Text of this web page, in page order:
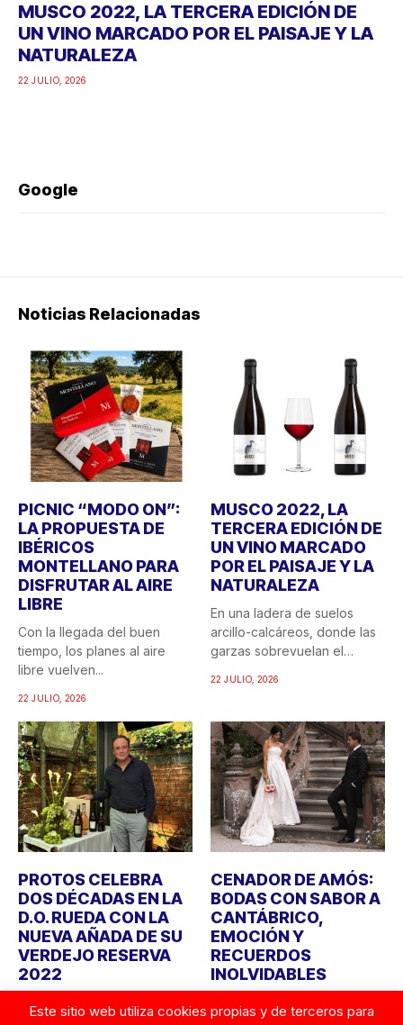
MUSCO 2022, LA TERCERA EDICIÓN DE
UN VINO MARCADO POR EL PAISAJE Y LA
NATURALEZA
22 JULIO, 2026
Google
Noticias Relacionadas
PICNIC “MODO ON”:
LA PROPUESTA DE
IBÉRICOS
MONTELLANO PARA
DISFRUTAR AL AIRE
LIBRE
Con la llegada del buen
tiempo, los planes al aire
libre vuelven...
22 JULIO, 2026
MUSCO 2022, LA
TERCERA EDICIÓN DE
UN VINO MARCADO
POR EL PAISAJE Y LA
NATURALEZA
En una ladera de suelos
arcillo-calcáreos, donde las
garzas sobrevuelan el
22 JULIO, 2026
PROTOS CELEBRA
DOS DÉCADAS EN LA
D.O. RUEDA CON LA
NUEVA AÑADA DE SU
VERDEJO RESERVA
2022
este año el 20º aniversario
CENADOR DE AMÓS:
BODAS CON SABOR A
CANTÁBRICO,
EMOCIÓN Y
RECUERDOS
INOLVIDABLES
alguien imaginaba una boda,
Este sitio web utiliza cookies propias y de terceros para